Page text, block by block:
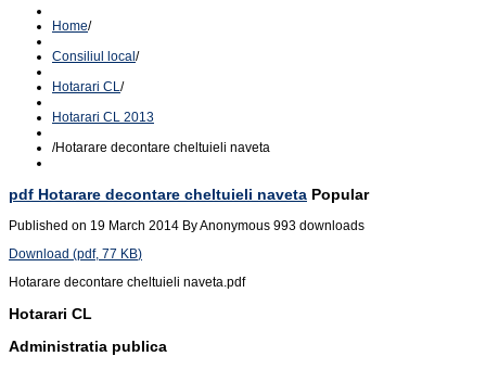
Home/
Consiliul local/
Hotarari CL/
Hotarari CL 2013
/Hotarare decontare cheltuieli naveta
pdf Hotarare decontare cheltuieli naveta Popular
Published on 19 March 2014 ByAnonymous 993 downloads
Download (pdf, 77 KB)
Hotarare decontare cheltuieli naveta.pdf
Hotarari CL
Administratia publica